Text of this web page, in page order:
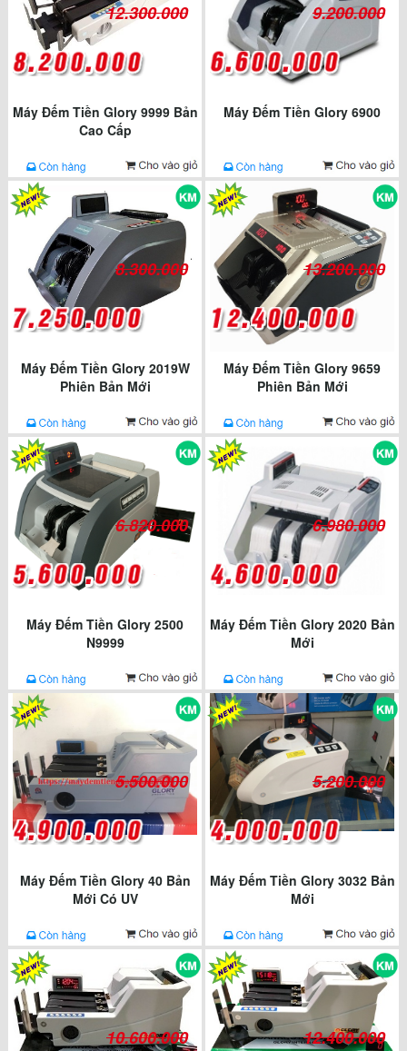
12.300.000
Máy Đếm Tiền Glory 9999 Bản
Cao Cấp
9.200.000
Máy Đếm Tiền Glory 6900
8.300.000
Máy Đếm Tiền Glory 2019W
Phiên Bản Mới
13.200.000
Máy Đếm Tiền Glory 9659
Phiên Bản Mới
6.820.000
Máy Đếm Tiền Glory 2500
N9999
6.980.000
Máy Đếm Tiền Glory 2020 Bản
Mới
5.500.000
Máy Đếm Tiền Glory 40 Bản
Mới Có UV
5.200.000
Máy Đếm Tiền Glory 3032 Bản
Mới
10.600.000 12.400.000